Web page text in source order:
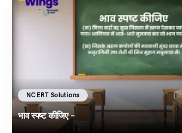
NCERT Solutions
भाव स्पष्ट कीजिए –